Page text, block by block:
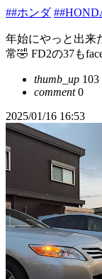
##ホンダ
年始にやっと出来
常🤣 FD2の37も
thumb_up 103
comment0
2025/01/16 16:53